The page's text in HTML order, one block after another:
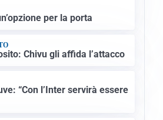
per la porta
Chivu gli affida l’attacco
“Con l’Inter servirà essere